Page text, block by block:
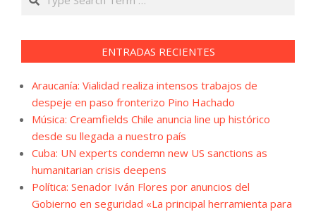
ENTRADAS RECIENTES
Araucanía: Vialidad realiza intensos trabajos de
despeje en paso fronterizo Pino Hachado
Música: Creamfields Chile anuncia line up histórico
desde su llegada a nuestro país
Cuba: UN experts condemn new US sanctions as
humanitarian crisis deepens
Política: Senador Iván Flores por anuncios del
Gobierno en seguridad «La principal herramienta para